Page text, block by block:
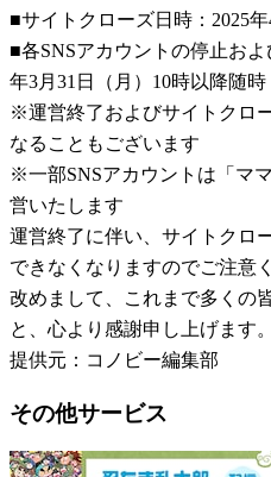
■サイトクローズ日時：2025
■各SNSアカウントの停止お
年3月31日（月）10時以降随時
※運営終了およびサイトクロ
なることもございます
※一部SNSアカウントは「マ
営いたします
運営終了に伴い、サイトクロ
できなくなりますのでご注意
改めまして、これまで多くの
と、心より感謝申し上げます。
提供元：コノビー編集部
その他サービス